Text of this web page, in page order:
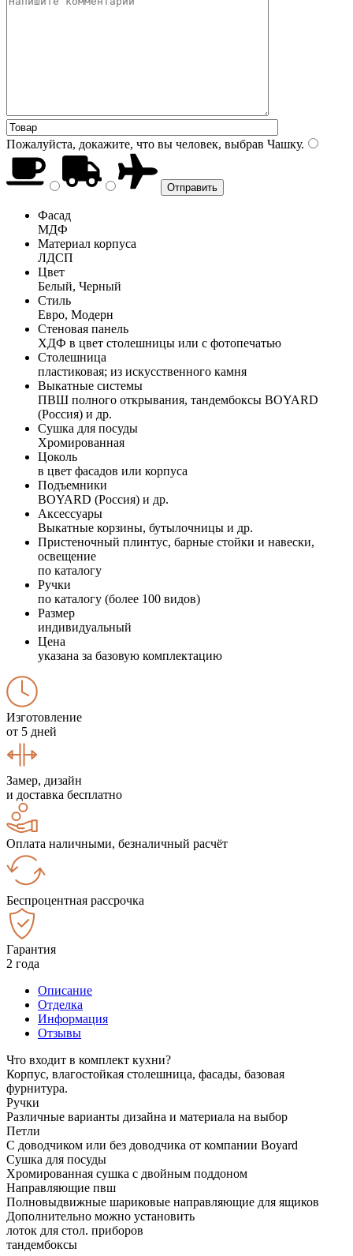
Пожалуйста, докажите, что вы человек, выбрав Чашку.
Фасад
МДФ
Материал корпуса
ЛДСП
Цвет
Белый, Черный
Стиль
Евро, Модерн
Стеновая панель
ХДФ в цвет столешницы или с фотопечатью
Столешница
пластиковая; из искусственного камня
Выкатные системы
ПВШ полного открывания, тандембоксы BOYARD
(Россия) и др.
Сушка для посуды
Хромированная
Цоколь
в цвет фасадов или корпуса
Подъемники
BOYARD (Россия) и др.
Аксессуары
Выкатные корзины, бутылочницы и др.
Пристеночный плинтус, барные стойки и навески,
освещение
по каталогу
Ручки
по каталогу (более 100 видов)
Размер
индивидуальный
Цена
указана за базовую комплектацию
Изготовление
от 5 дней
Замер, дизайн
и доставка бесплатно
Оплата наличными, безналичный расчёт
Беспроцентная рассрочка
Гарантия
2 года
Описание
Отделка
Информация
Отзывы
Что входит в комплект кухни?
Корпус, влагостойкая столешница, фасады, базовая
фурнитура.
Ручки
Различные варианты дизайна и материала на выбор
Петли
С доводчиком или без доводчика от компании Boyard
Сушка для посуды
Хромированная сушка с двойным поддоном
Направляющие пвш
Полновыдвижные шариковые направляющие для ящиков
Дополнительно можно установить
лоток для стол. приборов
тандембоксы